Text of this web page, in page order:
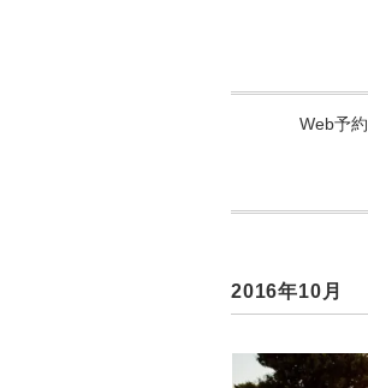
Web予約
2016年10月